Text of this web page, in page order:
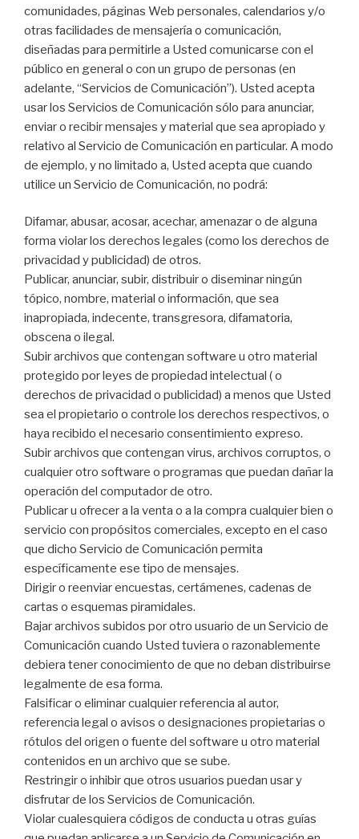
comunidades, páginas Web personales, calendarios y/o
otras facilidades de mensajería o comunicación,
diseñadas para permitirle a Usted comunicarse con el
público en general o con un grupo de personas (en
adelante, “Servicios de Comunicación”). Usted acepta
usar los Servicios de Comunicación sólo para anunciar,
enviar o recibir mensajes y material que sea apropiado y
relativo al Servicio de Comunicación en particular. A modo
de ejemplo, y no limitado a, Usted acepta que cuando
utilice un Servicio de Comunicación, no podrá:
Difamar, abusar, acosar, acechar, amenazar o de alguna
forma violar los derechos legales (como los derechos de
privacidad y publicidad) de otros.
Publicar, anunciar, subir, distribuir o diseminar ningún
tópico, nombre, material o información, que sea
inapropiada, indecente, transgresora, difamatoria,
obscena o ilegal.
Subir archivos que contengan software u otro material
protegido por leyes de propiedad intelectual ( o
derechos de privacidad o publicidad) a menos que Usted
sea el propietario o controle los derechos respectivos, o
haya recibido el necesario consentimiento expreso.
Subir archivos que contengan virus, archivos corruptos, o
cualquier otro software o programas que puedan dañar la
operación del computador de otro.
Publicar u ofrecer a la venta o a la compra cualquier bien o
servicio con propósitos comerciales, excepto en el caso
que dicho Servicio de Comunicación permita
específicamente ese tipo de mensajes.
Dirigir o reenviar encuestas, certámenes, cadenas de
cartas o esquemas piramidales.
Bajar archivos subidos por otro usuario de un Servicio de
Comunicación cuando Usted tuviera o razonablemente
debiera tener conocimiento de que no deban distribuirse
legalmente de esa forma.
Falsificar o eliminar cualquier referencia al autor,
referencia legal o avisos o designaciones propietarias o
rótulos del origen o fuente del software u otro material
contenidos en un archivo que se sube.
Restringir o inhibir que otros usuarios puedan usar y
disfrutar de los Servicios de Comunicación.
Violar cualesquiera códigos de conducta u otras guías